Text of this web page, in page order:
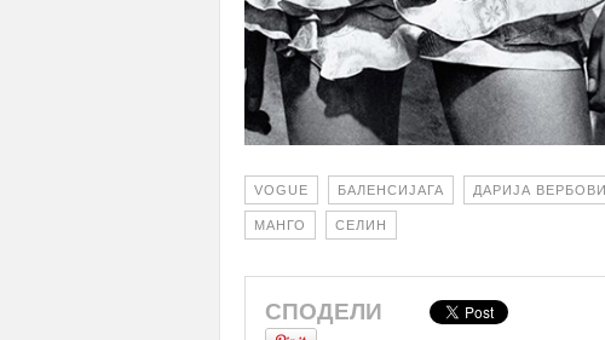
VOGUE БАЛЕНСИЈАГА ДАРИЈА ВЕРБОВИ
МАНГО СЕЛИН
СПОДЕЛИ